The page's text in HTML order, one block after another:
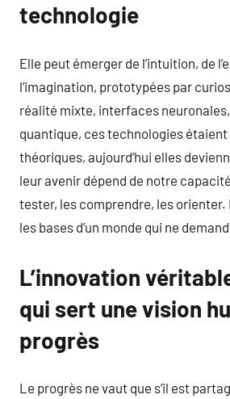
technologie
Elle peut émerger de l’intuition, de
l’imagination, prototypées par
réalité mixte, interfaces
quantique, ces technologies
théoriques, aujourd’hui elles
leur avenir dépend de notre
tester, les comprendre, les orienter.
les bases d’un monde qui ne
L’innovation
qui sert une vision
progrès
Le progrès ne vaut que s’il est